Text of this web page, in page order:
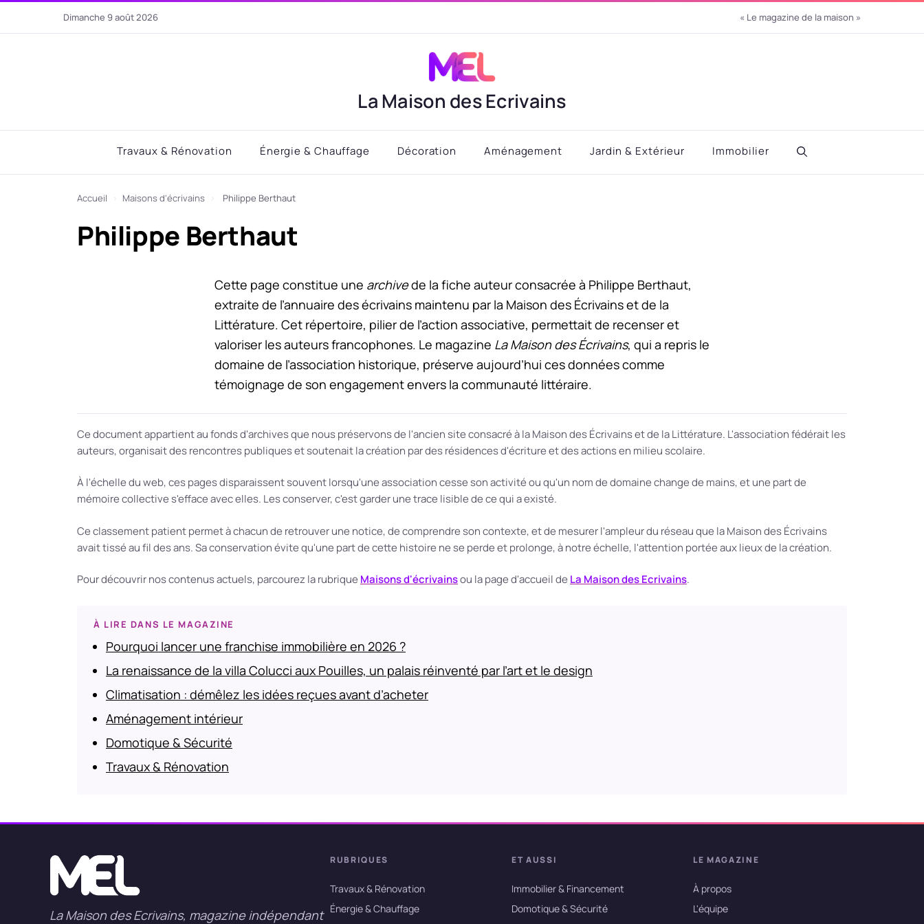
au
dimanche 9 août 2026 « Le magazine de la maison »
La Maison des Ecrivains
Travaux & Rénovation Énergie & Chauffage Décoration Aménagement Jardin & Extérieur Immobilier
Accueil Maisons d'écrivains Philippe Berthaut
Philippe Berthaut
Cette page constitue une archivede la fiche auteur consacrée à Philippe Berthaut,
extraite de l’annuaire des écrivains maintenu par la Maison des Écrivains et de la
Littérature. Cet répertoire, pilier de l’action associative, permettait de recenser et
valoriser les auteurs francophones. Le magazine La Maison des Écrivains, qui a repris le
domaine de l’association historique, préserve aujourd’hui ces données comme
témoignage de son engagement envers la communauté littéraire.
Ce document appartient au fonds d'archives que nous préservons de l'ancien site consacré à la Maison des Écrivains et de la Littérature. L'association fédérait les
auteurs, organisait des rencontres publiques et soutenait la création par des résidences d'écriture et des actions en milieu scolaire.
À l'échelle du web, ces pages disparaissent souvent lorsqu'une association cesse son activité ou qu'un nom de domaine change de mains, et une part de
mémoire collective s'efface avec elles. Les conserver, c'est garder une trace lisible de ce qui a existé.
Ce classement patient permet à chacun de retrouver une notice, de comprendre son contexte, et de mesurer l'ampleur du réseau que la Maison des Écrivains
avait tissé au fil des ans. Sa conservation évite qu'une part de cette histoire ne se perde et prolonge, à notre échelle, l'attention portée aux lieux de la création.
Pour découvrir nos contenus actuels, parcourez la rubrique Maisons d'écrivainsou la page d'accueil de La Maison des Ecrivains.
À LIRE DANS LE MAGAZINE
Pourquoi lancer une franchise immobilière en 2026 ?
La renaissance de la villa Colucci aux Pouilles, un palais réinventé par l’art et le design
Climatisation : démêlez les idées reçues avant d’acheter
Aménagement intérieur
Domotique & Sécurité
Travaux & Rénovation
La Maison des Ecrivains, magazine indépendant
RUBRIQUES
Travaux & Rénovation
Énergie & Chauffage
ET AUSSI
Immobilier & Financement
Domotique & Sécurité
LE MAGAZINE
À propos
L'équipe